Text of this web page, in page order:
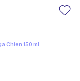
Chien 150 ml